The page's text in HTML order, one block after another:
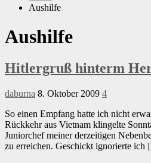
Aushilfe
Aushilfe
Hitlergruß hinterm
daburna 8. Oktober 2009 4
So einen Empfang hatte ich nicht
Rückkehr aus Vietnam klingelte
Juniorchef meiner derzeitigen
zu erreichen. Geschickt ignorierte ich